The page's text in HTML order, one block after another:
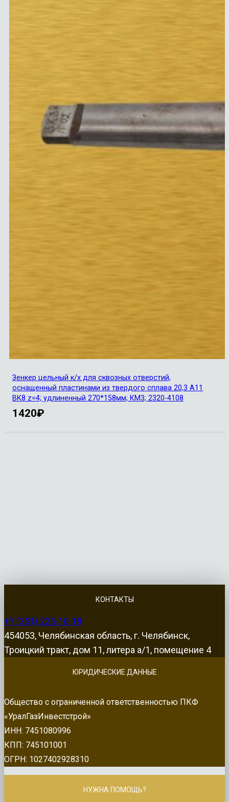
Зенкер цельный к/х для сквозных отверстий,
оснащенный пластинами из твердого сплава 20,3 А11
ВК8 z=4; удлиненный 270*158мм; КМ3; 2320-4108
1420₽
КОНТАКТЫ
+7 (351) 225-10-18
454053, Челябинская область, г. Челябинск,
Троицкий тракт, дом 11, литера а/1, помещение 4
ЮРИДИЧЕСКИЕ ДАННЫЕ
Общество с ограниченной ответственностью ПКФ
«УралГазИнвестстрой»
ИНН: 7451080996
КПП: 745101001
ОГРН: 1027402928310
НУЖНА ПОМОЩЬ?